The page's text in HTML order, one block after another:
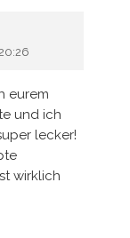
eurem
und ich
lecker!
wirklich